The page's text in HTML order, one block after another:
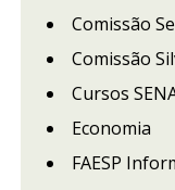
Comissão
Comissão
Cursos
Economia
FAESP